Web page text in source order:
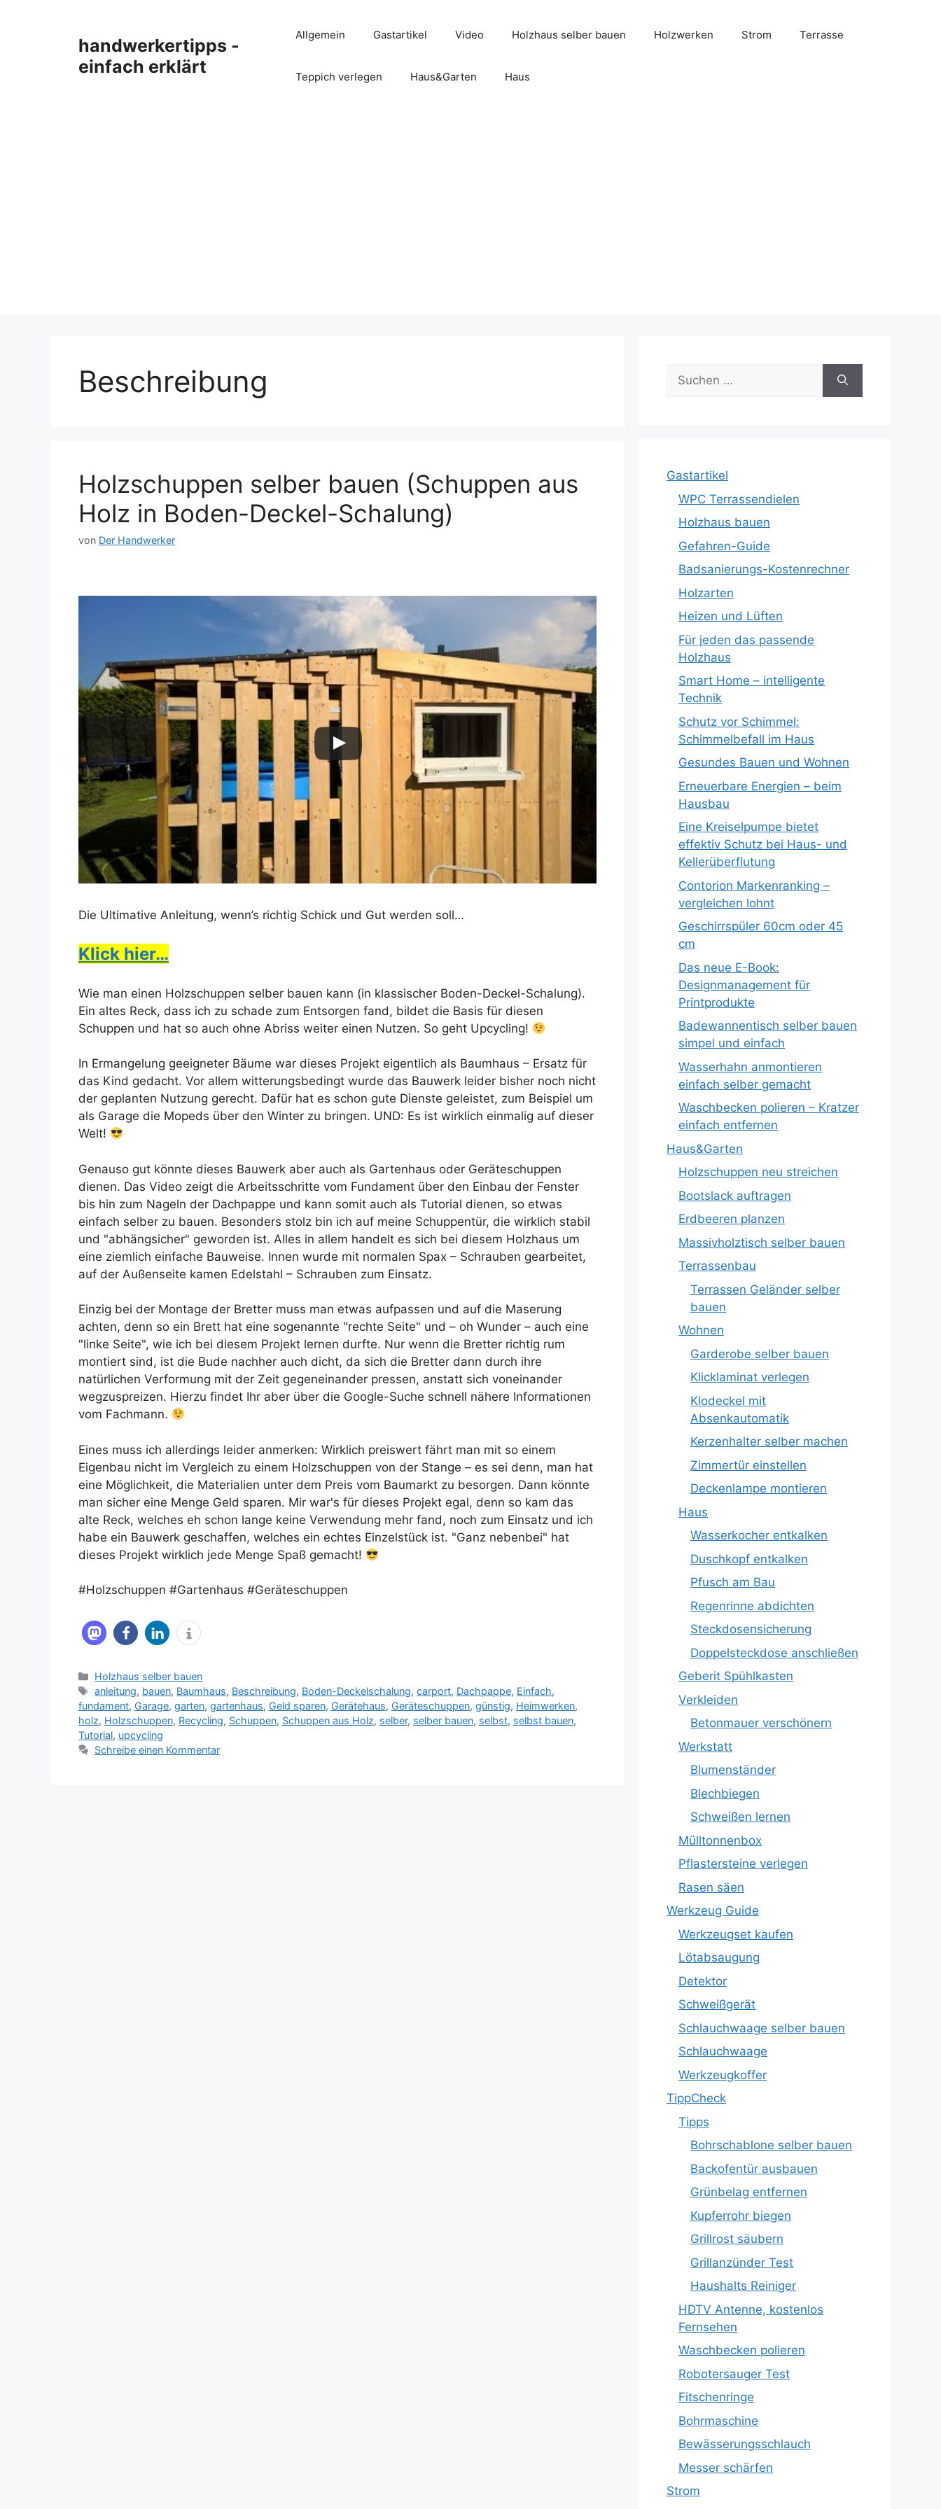
handwerkertipps -
einfach erklärt
Allgemein Gastartikel Video Holzhaus selber bauen Holzwerken Strom Terrasse
Teppich verlegen Haus&Garten Haus
Beschreibung
Holzschuppen selber bauen (Schuppen aus
Holz in Boden-Deckel-Schalung)
von Der Handwerker
Dieses Video auf YouTube ansehen
Die Ultimative Anleitung, wenn’s richtig Schick und Gut werden soll…
Klick hier…
Wie man einen Holzschuppen selber bauen kann (in klassischer Boden-Deckel-Schalung).
Ein altes Reck, dass ich zu schade zum Entsorgen fand, bildet die Basis für diesen
Schuppen und hat so auch ohne Abriss weiter einen Nutzen. So geht Upcycling!
In Ermangelung geeigneter Bäume war dieses Projekt eigentlich als Baumhaus – Ersatz für
das Kind gedacht. Vor allem witterungsbedingt wurde das Bauwerk leider bisher noch nicht
der geplanten Nutzung gerecht. Dafür hat es schon gute Dienste geleistet, zum Beispiel um
als Garage die Mopeds über den Winter zu bringen. UND: Es ist wirklich einmalig auf dieser
Welt!
Genauso gut könnte dieses Bauwerk aber auch als Gartenhaus oder Geräteschuppen
dienen. Das Video zeigt die Arbeitsschritte vom Fundament über den Einbau der Fenster
bis hin zum Nageln der Dachpappe und kann somit auch als Tutorial dienen, so etwas
einfach selber zu bauen. Besonders stolz bin ich auf meine Schuppentür, die wirklich stabil
und "abhängsicher" geworden ist. Alles in allem handelt es sich bei diesem Holzhaus um
eine ziemlich einfache Bauweise. Innen wurde mit normalen Spax – Schrauben gearbeitet,
auf der Außenseite kamen Edelstahl – Schrauben zum Einsatz.
Einzig bei der Montage der Bretter muss man etwas aufpassen und auf die Maserung
achten, denn so ein Brett hat eine sogenannte "rechte Seite" und – oh Wunder – auch eine
"linke Seite", wie ich bei diesem Projekt lernen durfte. Nur wenn die Bretter richtig rum
montiert sind, ist die Bude nachher auch dicht, da sich die Bretter dann durch ihre
natürlichen Verformung mit der Zeit gegeneinander pressen, anstatt sich voneinander
wegzuspreizen. Hierzu findet Ihr aber über die Google-Suche schnell nähere Informationen
vom Fachmann.
Eines muss ich allerdings leider anmerken: Wirklich preiswert fährt man mit so einem
Eigenbau nicht im Vergleich zu einem Holzschuppen von der Stange – es sei denn, man hat
eine Möglichkeit, die Materialien unter dem Preis vom Baumarkt zu besorgen. Dann könnte
man sicher eine Menge Geld sparen. Mir war's für dieses Projekt egal, denn so kam das
alte Reck, welches eh schon lange keine Verwendung mehr fand, noch zum Einsatz und ich
habe ein Bauwerk geschaffen, welches ein echtes Einzelstück ist. "Ganz nebenbei" hat
dieses Projekt wirklich jede Menge Spaß gemacht!
#Holzschuppen #Gartenhaus #Geräteschuppen
Kategorien
Holzhaus selber bauen
Schlagwörter
anleitung, bauen, Baumhaus, Beschreibung, Boden-Deckelschalung,carport, Dachpappe, Einfach,
fundament, Garage, garten, gartenhaus, Geld sparen, Gerätehaus, Geräteschuppen, günstig, Heimwerken,
holz, Holzschuppen, Recycling, Schuppen, Schuppen aus Holz, selber, selber bauen, selbst, selbst bauen,
Tutorial, upcycling
Schreibe einen Kommentar
Suche
nach:
Gastartikel
WPC Terrassendielen
Holzhaus bauen
Gefahren-Guide
Badsanierungs-Kostenrechner
Holzarten
Heizen und Lüften
Für jeden das passende
Holzhaus
Smart Home – intelligente
Technik
Schutz vor Schimmel:
Schimmelbefall im Haus
Gesundes Bauen und Wohnen
Erneuerbare Energien – beim
Hausbau
Eine Kreiselpumpe bietet
effektiv Schutz bei Haus- und
Kellerüberflutung
Contorion Markenranking –
vergleichen lohnt
Geschirrspüler 60cm oder 45
cm
Das neue E-Book:
Designmanagement für
Printprodukte
Badewannentisch selber bauen
simpel und einfach
Wasserhahn anmontieren
einfach selber gemacht
Waschbecken polieren – Kratzer
einfach entfernen
Haus&Garten
Holzschuppen neu streichen
Bootslack auftragen
Erdbeeren planzen
Massivholztisch selber bauen
Terrassenbau
Terrassen Geländer selber
bauen
Wohnen
Garderobe selber bauen
Klicklaminat verlegen
Klodeckel mit
Absenkautomatik
Kerzenhalter selber machen
Zimmertür einstellen
Deckenlampe montieren
Haus
Wasserkocher entkalken
Duschkopf entkalken
Pfusch am Bau
Regenrinne abdichten
Steckdosensicherung
Doppelsteckdose anschließen
Geberit Spühlkasten
Verkleiden
Betonmauer verschönern
Werkstatt
Blumenständer
Blechbiegen
Schweißen lernen
Mülltonnenbox
Pflastersteine verlegen
Rasen säen
Werkzeug Guide
Werkzeugset kaufen
Lötabsaugung
Detektor
Schweißgerät
Schlauchwaage selber bauen
Schlauchwaage
Werkzeugkoffer
TippCheck
Tipps
Bohrschablone selber bauen
Backofentür ausbauen
Grünbelag entfernen
Kupferrohr biegen
Grillrost säubern
Grillanzünder Test
Haushalts Reiniger
HDTV Antenne, kostenlos
Fernsehen
Waschbecken polieren
Robotersauger Test
Fitschenringe
Bohrmaschine
Bewässerungsschlauch
Messer schärfen
Strom